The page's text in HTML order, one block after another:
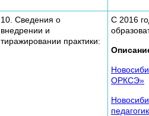
10. Сведения о
внедрении и
тиражировании практики:
С 2016
ОРКСЭ»